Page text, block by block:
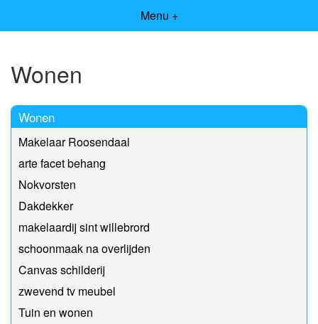
Menu +
Wonen
Wonen
Makelaar Roosendaal
arte facet behang
Nokvorsten
Dakdekker
makelaardij sint willebrord
schoonmaak na overlijden
Canvas schilderij
zwevend tv meubel
Tuin en wonen